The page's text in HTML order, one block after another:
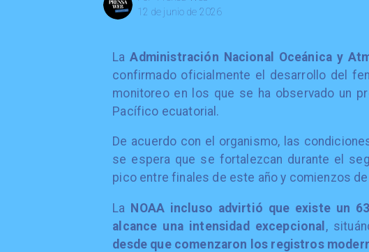
12 de junio de 2026
LaAdministración Nacional Oceánica y
confirmado oficialmente el desarrollo del
monitoreo en los que se ha observado un
Pacífico ecuatorial.
De acuerdo con el organismo, las
se espera que se fortalezcan durante el
pico entre finales de este año y comienzos
La NOAA incluso advirtió que existe un
alcance una intensidad excepcional ,
desde que comenzaron los registros